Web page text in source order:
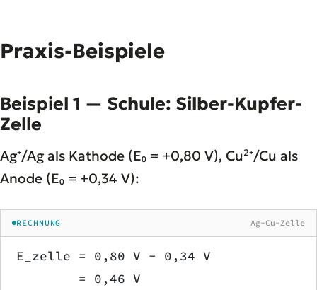
Praxis-Beispiele
Beispiel 1 — Schule: Silber-Kupfer-
Zelle
Ag⁺/Ag als Kathode (E₀ = +0,80 V), Cu²⁺/Cu als
Anode (E₀ = +0,34 V):
RECHNUNG Ag-Cu-Zelle
E_zelle = 0,80 V − 0,34 V
        = 0,46 V